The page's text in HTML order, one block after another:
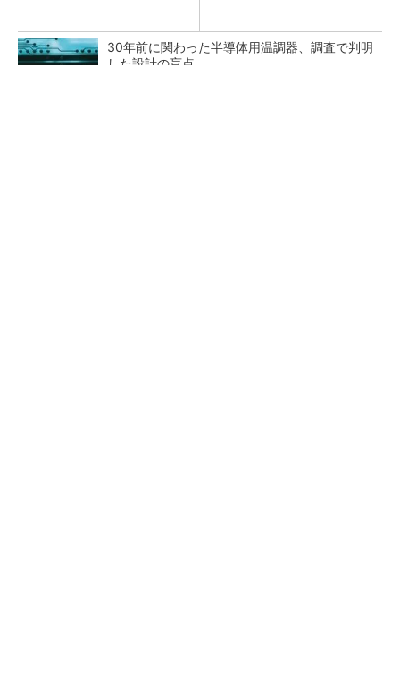
30年前に関わった半導体用温調器、調査で判明
した設計の盲点